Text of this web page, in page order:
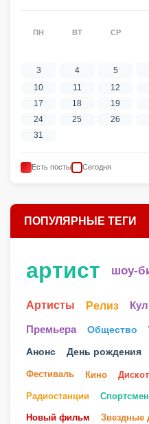
ПН ВТ СР
3
4 5
10
11 12
17
18 19
24
25 26
31
Есть посты Сегодня
ПОПУЛЯРНЫЕ ТЕГИ
артист шоу-
Артисты Релиз
Премьера Общество
Анонс День рождения
Фестиваль Кино
Радиостанции
Новый фильм Звездные